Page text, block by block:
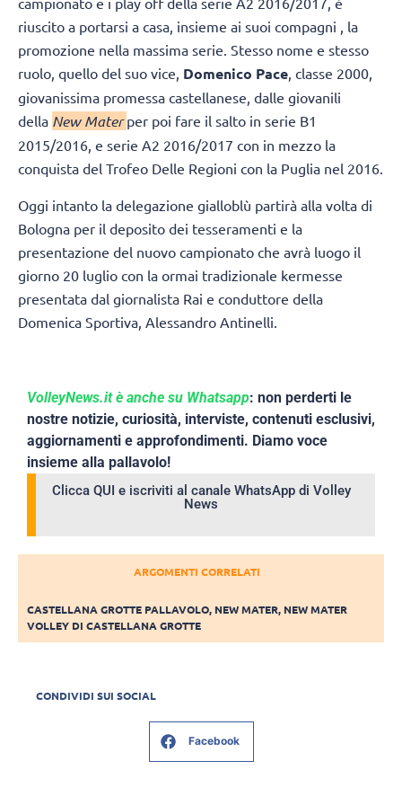
riuscito a portarsi a casa, insieme ai suoi compagni , la
promozione nella massima serie. Stesso nome e stesso
ruolo, quello del suo vice, Domenico Pace, classe 2000,
giovanissima promessa castellanese, dalle giovanili
della New Materper poi fare il salto in serie B1
2015/2016, e serie A2 2016/2017 con in mezzo la
conquista del Trofeo Delle Regioni con la Puglia nel 2016.
Oggi intanto la delegazione gialloblù partirà alla volta di
Bologna per il deposito dei tesseramenti e la
presentazione del nuovo campionato che avrà luogo il
giorno 20 luglio con la ormai tradizionale kermesse
presentata dal giornalista Rai e conduttore della
Domenica Sportiva, Alessandro Antinelli.
VolleyNews.it è anche su Whatsapp: non perderti le
nostre notizie, curiosità, interviste, contenuti esclusivi,
aggiornamenti e approfondimenti. Diamo voce
insieme alla pallavolo!
Clicca QUI e iscriviti al canale WhatsApp di Volley
News
ARGOMENTI CORRELATI
CASTELLANA GROTTE PALLAVOLO, NEW MATER, NEW MATER
VOLLEY DI CASTELLANA GROTTE
CONDIVIDI SUI SOCIAL
Facebook